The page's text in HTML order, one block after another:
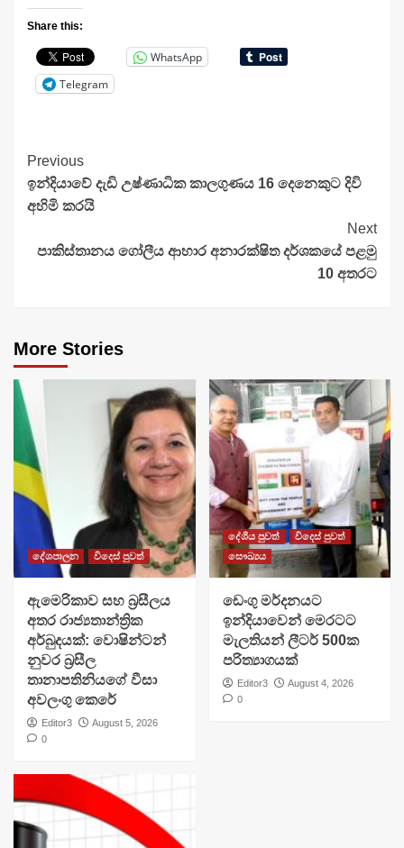
Share this:
WhatsApp
Telegram
Continue
Reading
Previous
ඉන්දියාවේ දැඩි උෂ්ණාධික කාලගුණය 16 දෙනෙකුට දිවි
අහිමි කරයි
Next
පාකි­ස්තා­නය ගෝලීය ආහාර අනා­ර­ක්ෂිත දර්ශ­කයේ පළමු
10 අතරට
More Stories
දේශපාලන විදෙස් පුවත්
ඇමෙරිකාව සහ බ්‍රසීලය
අතර රාජ්‍යතාන්ත්‍රික
අර්බුදයක්: වොෂින්ටන්
නුවර බ්‍රසීල
තානාපතිනියගේ වීසා
අවලංගු කෙරේ
Editor3
August 5, 2026
0
දේශීය පුවත්
විදෙස් පුවත්
සෞඛ්‍යය
ඩෙංගු මර්දනයට
ඉන්දියාවෙන් මෙරටට
මැලතියන් ලීටර් 500ක
පරිත්‍යාගයක්
Editor3
August 4, 2026
0